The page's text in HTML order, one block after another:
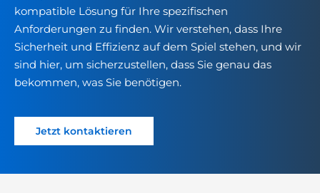
kompatible Lösung für Ihre spezifischen
Anforderungen zu finden. Wir verstehen, dass Ihre
Sicherheit und Effizienz auf dem Spiel stehen, und wir
sind hier, um sicherzustellen, dass Sie genau das
bekommen, was Sie benötigen.
Jetzt kontaktieren